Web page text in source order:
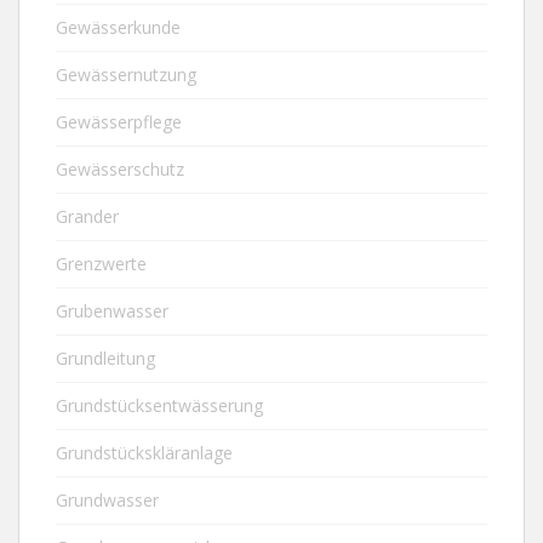
Gewässerkunde
Gewässernutzung
Gewässerpflege
Gewässerschutz
Grander
Grenzwerte
Grubenwasser
Grundleitung
Grundstücksentwässerung
Grundstückskläranlage
Grundwasser